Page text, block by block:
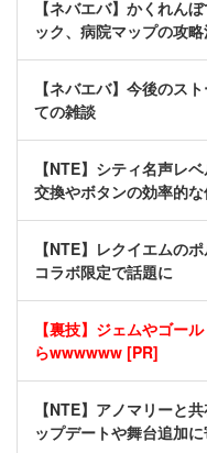
【ネバエバ】かくれん
ック、病院マップの攻
【ネバエバ】今後のス
ての雑談
【NTE】シティ名声レ
交換やボタンの効率的
【NTE】レクイエムの
コラボ限定で話題に
【裏技】ジェムやゴー
らwwwwww [PR]
【NTE】アノマリーと
ップデートや舞台追加